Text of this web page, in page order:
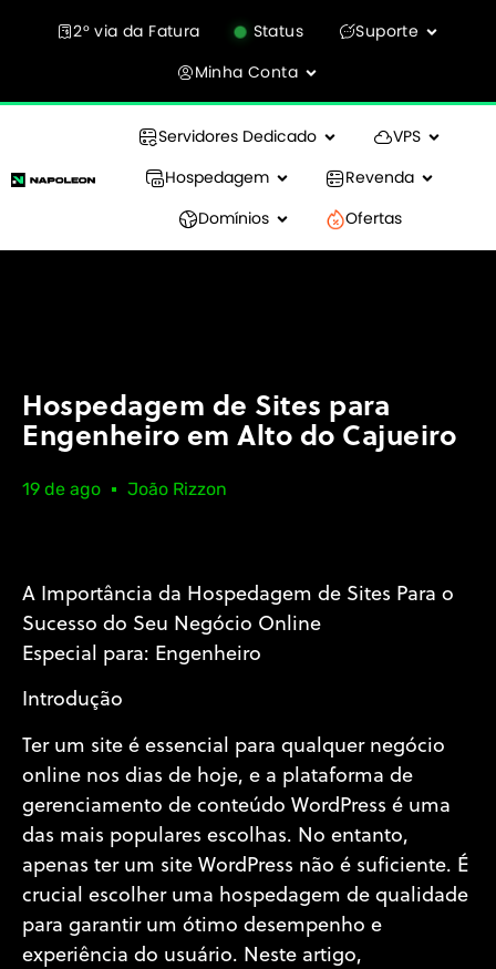
2° via da Fatura Status
Suporte
Minha Conta
Servidores Dedicado
VPS
Hospedagem
Revenda
Domínios
Ofertas
Hospedagem de Sites para
Engenheiro em Alto do Cajueiro
19 de ago João Rizzon
A Importância da Hospedagem de Sites Para o
Sucesso do Seu Negócio Online
Especial para: Engenheiro
Introdução
Ter um site é essencial para qualquer negócio
online nos dias de hoje, e a plataforma de
gerenciamento de conteúdo WordPress é uma
das mais populares escolhas. No entanto,
apenas ter um site WordPress não é suficiente. É
crucial escolher uma hospedagem de qualidade
para garantir um ótimo desempenho e
experiência do usuário. Neste artigo,